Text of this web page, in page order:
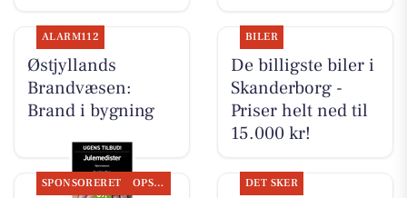
ALARM112
Østjyllands
Brandvæsen:
Brand i bygning
BILER
De billigste biler i
Skanderborg -
Priser helt ned til
15.000 kr!
SPONSORERET OPSLAGSTAVLEN DET SKER